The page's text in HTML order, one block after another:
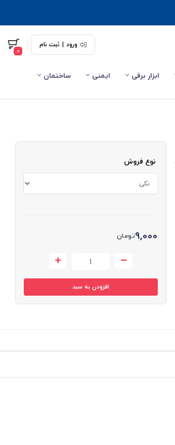
ورود | ثبت نام
0
ابزار برقی ایمنی
ساختمان
نوع فروش
9,000تومان
افزودن به سبد